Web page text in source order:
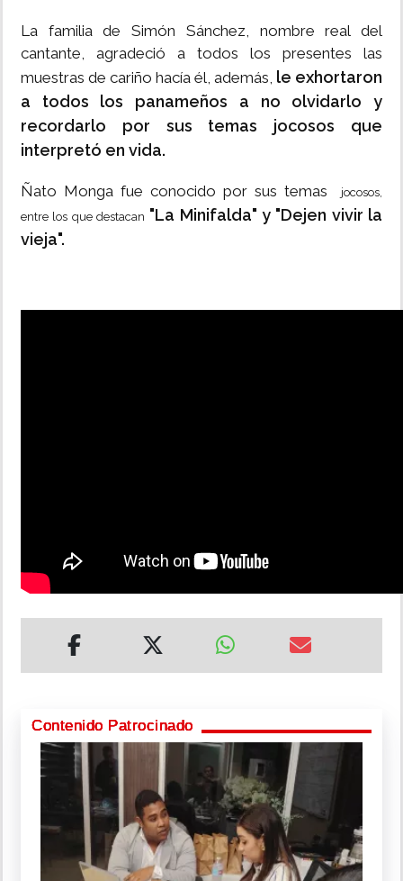
La familia de Simón Sánchez, nombre real del
cantante, agradeció a todos los presentes las
muestras de cariño hacía él, además, le exhortaron
a todos los panameños a no olvidarlo y
recordarlo por sus temas jocosos que
interpretó en vida.
Ñato Monga fue conocido por sus temas
jocosos,
entre los que destacan "La Minifalda" y "Dejen vivir la
vieja".
Contenido Patrocinado